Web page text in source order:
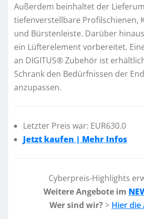
Außerdem beinhaltet der
tiefenverstellbare Profilschienen,
und Bürstenleiste. Darüber
ein Lüfterelement vorbereitet.
an DIGITUS® Zubehör ist
Schrank den Bedürfnissen der
anzupassen.
Letzter Preis war: EUR630.0
Jetzt kaufen | Mehr Infos
Cyberpreis-Highlights
Weitere Angebote im
Wer sind wir? > Hier